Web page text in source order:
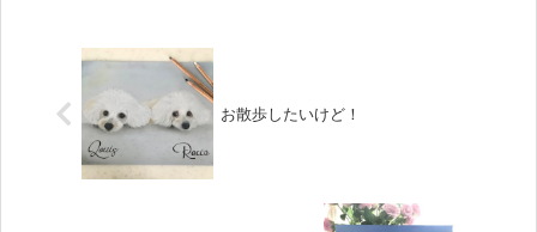
お散歩したいけど！